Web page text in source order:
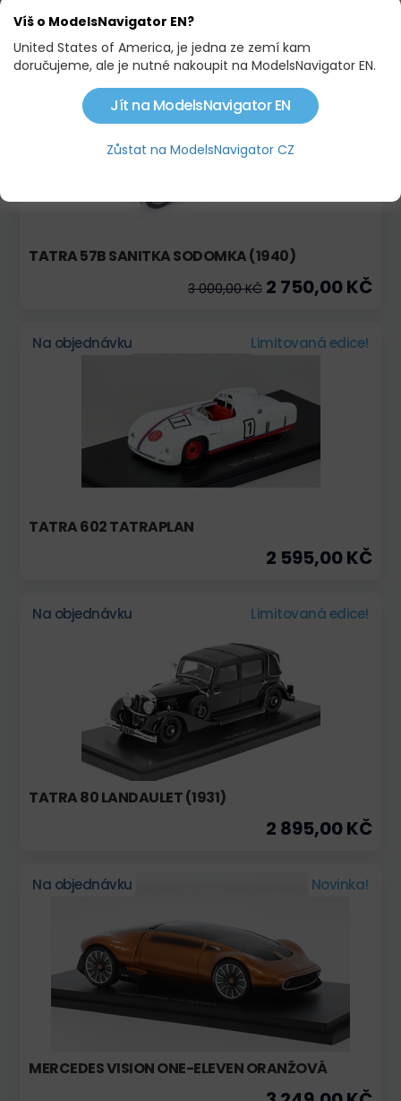
2 900,00 KČ
Na objednávku
Novinka!
TATRA 57B SANITKA SODOMKA (1940)
3 000,00 KČ 2 750,00 KČ
Na objednávku Limitovaná edice!
TATRA 602 TATRAPLAN
2 595,00 KČ
Na objednávku Limitovaná edice!
TATRA 80 LANDAULET (1931)
2 895,00 KČ
Na objednávku Novinka!
MERCEDES VISION ONE-ELEVEN ORANŽOVÁ
Víš o ModelsNavigator EN?
United States of America, je jedna ze zemí kam
doručujeme, ale je nutné nakoupit na ModelsNavigator EN.
Jít na ModelsNavigator EN
Zůstat na ModelsNavigator CZ